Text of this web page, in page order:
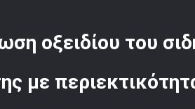
οξειδίου του
με